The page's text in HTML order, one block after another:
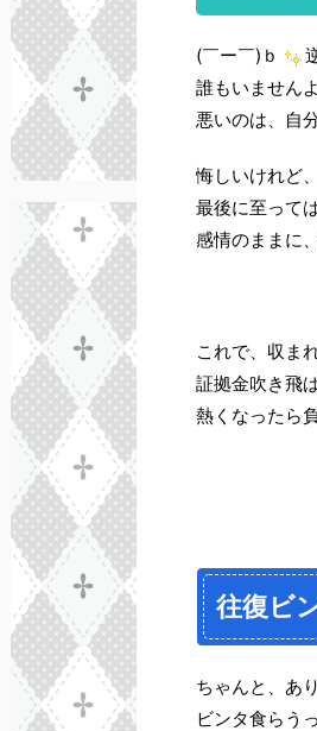
(￣ー￣)ｂ
誰もいません
悪いのは、自
悔しいけれど
最後に至って
感情のままに
これで、収ま
証拠金吹き飛
熱くなったら
往復ビ
ちゃんと、あ
ビンタ食らう